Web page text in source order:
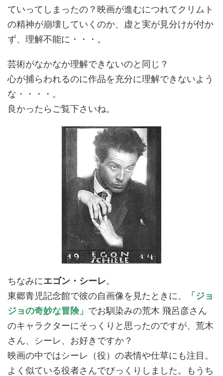
ていってしまったの？映画が進むにつれてクリムト
の精神が崩壊していくのか、虚と実が見分けが付か
ず、理解不能に・・・。
芸術がなかなか理解できないのと同じ？
心が捕らわれるのに作品を充分に理解できないよう
な・・・・。
良かったらご覧下さいね。
ちなみにエゴン・シーレ。
東郷青児記念館で彼の自画像を見たときに、
「ジョ
ジョの奇妙な冒険」 でお馴染みの荒木 飛呂彦さん
のキャラクターにそっくりと思ったのですが、荒木
さん、シーレ、お好きですか？
映画の中ではシーレ（役）の表情や仕草にも注目。
よく似ている役者さんでびっくりしました。もうち